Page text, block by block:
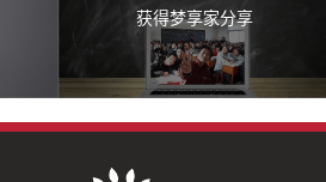
获得梦享家分享